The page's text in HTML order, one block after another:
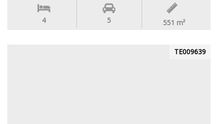
4 5 551 m²
TE009639